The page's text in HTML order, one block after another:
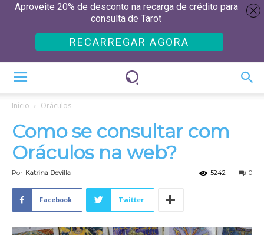
Início Oráculos
Como se consultar com
Oráculos na web?
Por Katrina Devilla 0
5242
Facebook Twitter
Aproveite 20% de desconto na recarga de crédito para
consulta de Tarot
RECARREGAR AGORA